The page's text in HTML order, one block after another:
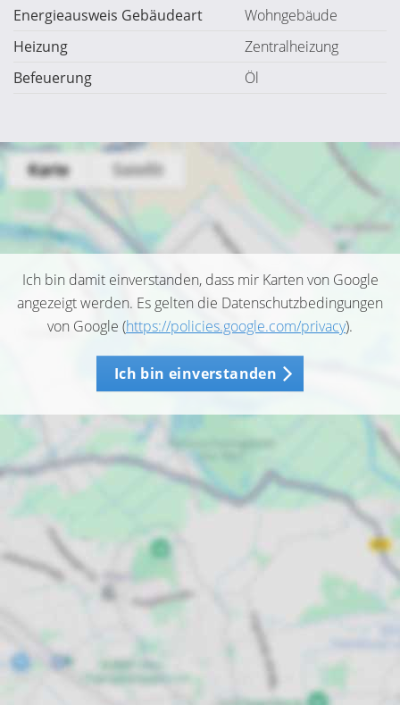
Energieausweis Gebäudeart
Wohngebäude
Heizung
Zentralheizung
Befeuerung
Öl
Ich bin damit einverstanden, dass mir Karten von Google
angezeigt werden. Es gelten die Datenschutzbedingungen
von Google (https://policies.google.com/privacy).
Ich bin einverstanden